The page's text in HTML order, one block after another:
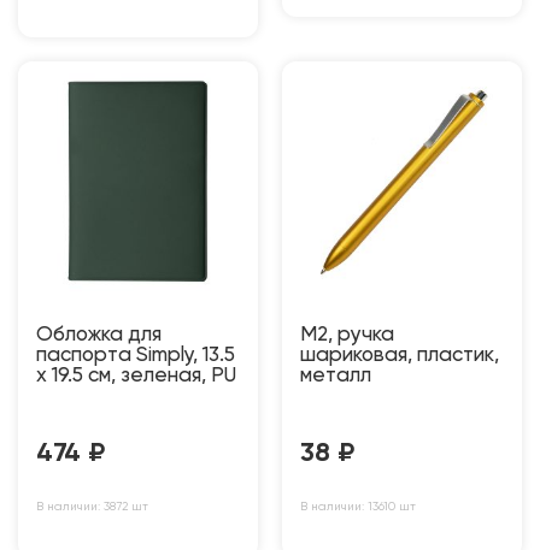
Обложка для
паспорта Simply, 13.5
х 19.5 см, зеленая, PU
474 ₽
В наличии: 3872 шт
M2, ручка
шариковая, пластик,
металл
38 ₽
В наличии: 13610 шт